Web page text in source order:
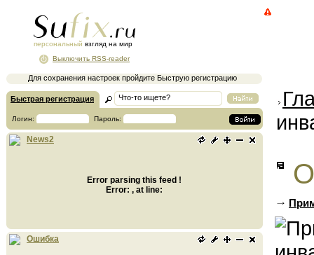
персональный взгляд на мир
Для сохранения настроек пройдите Быструю регистрацию
Выключить RSS-reader
Быстрая регистрация
Логин: Пароль:
News2
Error parsing this feed !
Error: , at line:
Ошибка